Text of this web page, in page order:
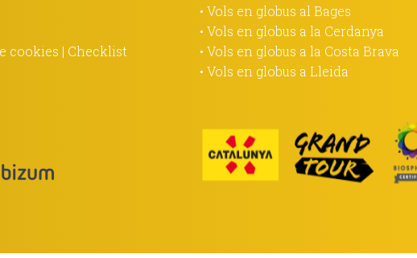
cookies | Checklist
• Vols en globus al Bages
• Vols en globus a la Cerdanya
• Vols en globus a la Costa Brava
• Vols en globus a Lleida